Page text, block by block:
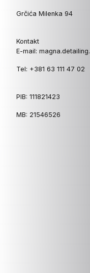
Grčića Milenka 94
Kontakt
E-mail:
Tel: +381 63 111 47 02
PIB: 111821423
MB: 21546526